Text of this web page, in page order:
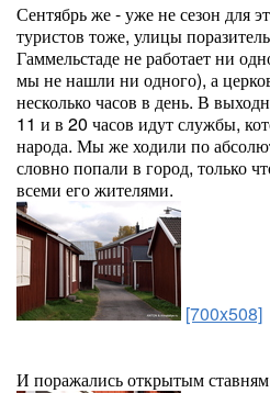
Сентябрь же - уже не сезон для
туристов тоже, улицы
Гаммельстаде не работает ни
мы не нашли ни одного), а
несколько часов в день. В
11 и в 20 часов идут службы,
народа. Мы же ходили по
словно попали в город, только
всеми его жителями.
[700x508]
И поражались открытым